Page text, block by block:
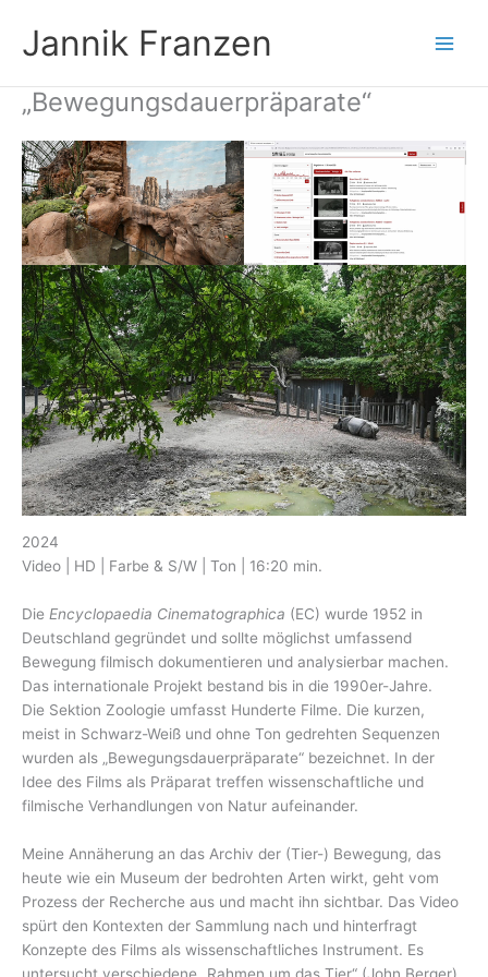
Inhalt
springen
Jannik Franzen
„Bewegungsdauerpräparate“
2024
Video | HD | Farbe & S/W | Ton | 16:20 min.
Die Encyclopaedia Cinematographica (EC) wurde 1952 in
Deutschland gegründet und sollte möglichst umfassend
Bewegung filmisch dokumentieren und analysierbar machen.
Das internationale Projekt bestand bis in die 1990er-Jahre.
Die Sektion Zoologie umfasst Hunderte Filme. Die kurzen,
meist in Schwarz-Weiß und ohne Ton gedrehten Sequenzen
wurden als „Bewegungsdauerpräparate“ bezeichnet. In der
Idee des Films als Präparat treffen wissenschaftliche und
filmische Verhandlungen von Natur aufeinander.
Meine Annäherung an das Archiv der (Tier-) Bewegung, das
heute wie ein Museum der bedrohten Arten wirkt, geht vom
Prozess der Recherche aus und macht ihn sichtbar. Das Video
spürt den Kontexten der Sammlung nach und hinterfragt
Konzepte des Films als wissenschaftliches Instrument. Es